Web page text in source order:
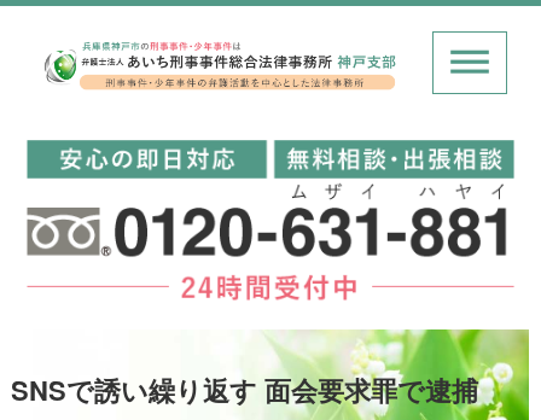
SNSで誘い繰り返す 面会要求罪で逮捕